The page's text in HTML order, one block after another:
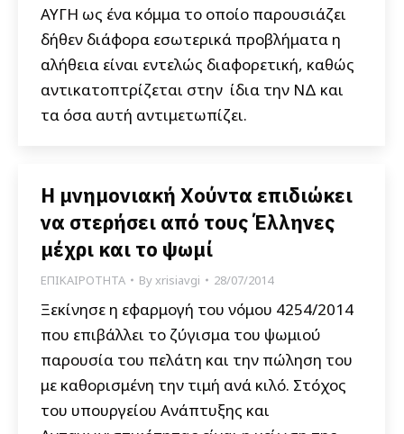
ΑΥΓΗ ως ένα κόμμα το οποίο παρουσιάζει
δήθεν διάφορα εσωτερικά προβλήματα η
αλήθεια είναι εντελώς διαφορετική, καθώς
αντικατοπτρίζεται στην ίδια την ΝΔ και
τα όσα αυτή αντιμετωπίζει.
Η μνημονιακή Χούντα επιδιώκει
να στερήσει από τους Έλληνες
μέχρι και το ψωμί
ΕΠΙΚΑΙΡΟΤΗΤΑ Byxrisiavgi 28/07/2014
Ξεκίνησε η εφαρμογή του νόμου 4254/2014
που επιβάλλει το ζύγισμα του ψωμιού
παρουσία του πελάτη και την πώληση του
με καθορισμένη την τιμή ανά κιλό. Στόχος
του υπουργείου Ανάπτυξης και